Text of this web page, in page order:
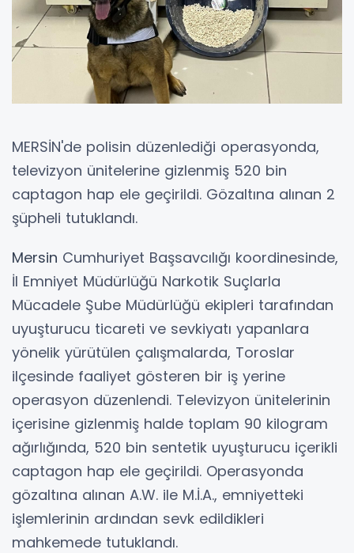
MERSİN'de polisin düzenlediği operasyonda,
televizyon ünitelerine gizlenmiş 520 bin
captagon hap ele geçirildi. Gözaltına alınan 2
şüpheli tutuklandı.
Mersin Cumhuriyet Başsavcılığı koordinesinde,
İl Emniyet Müdürlüğü Narkotik Suçlarla
Mücadele Şube Müdürlüğü ekipleri tarafından
uyuşturucu ticareti ve sevkiyatı yapanlara
yönelik yürütülen çalışmalarda, Toroslar
ilçesinde faaliyet gösteren bir iş yerine
operasyon düzenlendi. Televizyon ünitelerinin
içerisine gizlenmiş halde toplam 90 kilogram
ağırlığında, 520 bin sentetik uyuşturucu içerikli
captagon hap ele geçirildi. Operasyonda
gözaltına alınan A.W. ile M.İ.A., emniyetteki
işlemlerinin ardından sevk edildikleri
mahkemede tutuklandı.